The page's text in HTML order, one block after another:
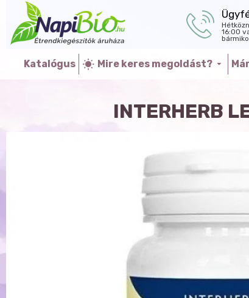
16:00
Katalógus Mire keres megoldást?
INTERHERB